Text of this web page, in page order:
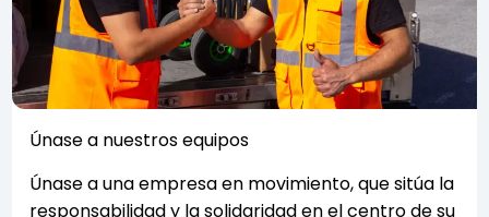
Únase a nuestros equipos
Únase a una empresa en movimiento, que sitúa la
responsabilidad y la solidaridad en el centro de su